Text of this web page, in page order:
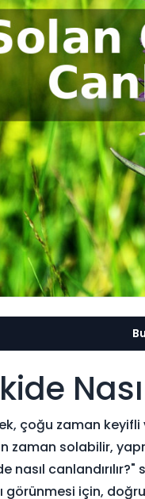
çoğu zaman
zaman solabilir,
nasıl
görünmesi için,